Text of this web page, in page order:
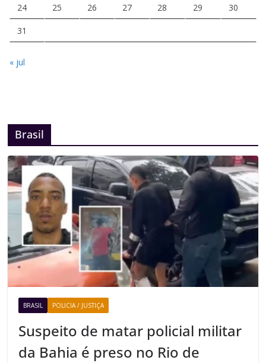
24 25 26 27 28 29 30
31
« jul
Brasil
BRASIL POLICIA / JUSTIÇA
Suspeito de matar policial militar
da Bahia é preso no Rio de